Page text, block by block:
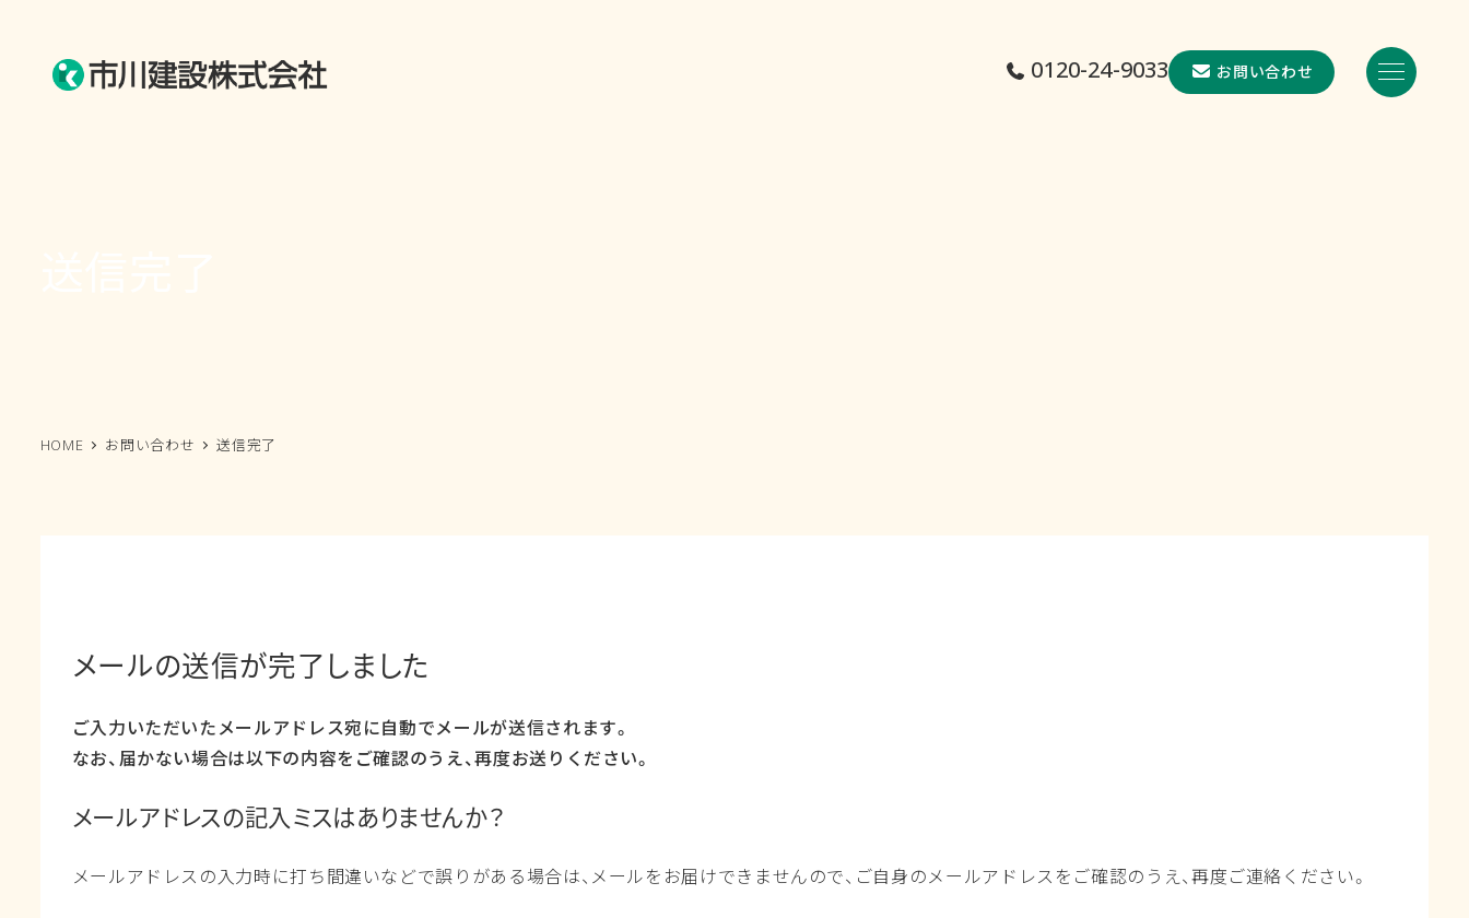
0120-24-9033 お問い合わせ
HOME お問い合わせ 送信完了
メールの送信が完了しました
ご入力いただいたメールアドレス宛に自動でメールが送信されます。
なお、届かない場合は以下の内容をご確認のうえ、再度お送りください。
メールアドレスの記入ミスはありませんか？
メールアドレスの入力時に打ち間違いなどで誤りがある場合は、メールをお届けできませんので、ご自身のメールアドレスをご確認のうえ、再度ご連絡ください。